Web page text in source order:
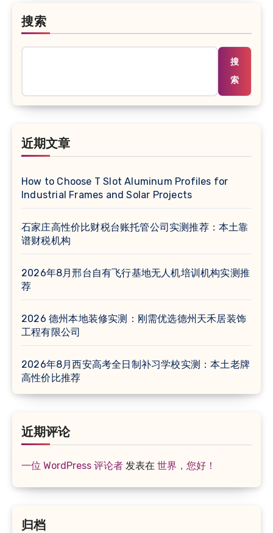
搜索
搜
索
近期文章
How to Choose T Slot Aluminum Profiles for
Industrial Frames and Solar Projects
石家庄高性价比财税台账托管公司实测推荐：本土靠
谱财税机构
2026年8月邢台自有飞行基地无人机培训机构实测推
荐
2026 德州本地装修实测：刚需优选德州天禾居装饰
工程有限公司
2026年8月西安高考全日制补习学校实测：本土老牌
高性价比推荐
近期评论
一位 WordPress 评论者 发表在 世界，您好！
归档